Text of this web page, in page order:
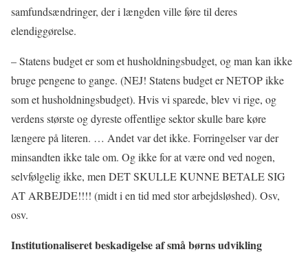
samfundsændringer, der i længden ville føre til deres
elendiggørelse.
– Statens budget er som et husholdningsbudget, og man kan ikke
bruge pengene to gange. (NEJ! Statens budget er NETOP ikke
som et husholdningsbudget). Hvis vi sparede, blev vi rige, og
verdens største og dyreste offentlige sektor skulle bare køre
længere på literen. … Andet var det ikke. Forringelser var der
minsandten ikke tale om. Og ikke for at være ond ved nogen,
selvfølgelig ikke, men DET SKULLE KUNNE BETALE SIG
AT ARBEJDE!!!! (midt i en tid med stor arbejdsløshed). Osv,
osv.
Institutionaliseret beskadigelse af små børns udvikling